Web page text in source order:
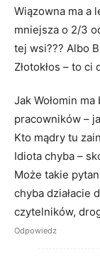
Wiązowna ma a
mniejsza o 2/3
tej wsi??? Albo
Złotokłos – to ci
Jak Wołomin
pracowników –
Kto mądry tu
Idiota chyba –
Może takie
chyba działacie
czytelników,
Odpowiedz